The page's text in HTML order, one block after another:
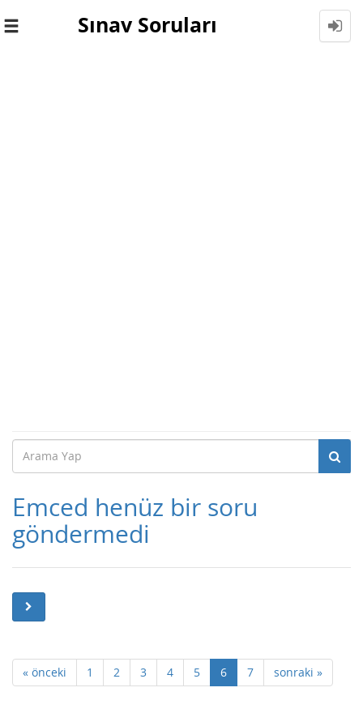
Toggle
Sınav Soruları
Emced henüz bir soru
göndermedi
« önceki 1 2 3 4 5 6 7 sonraki »